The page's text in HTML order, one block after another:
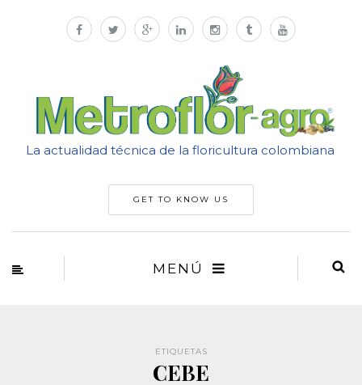
La actualidad técnica de la floricultura colombiana
GET TO KNOW US
MENÚ
ETIQUETAS
CEBE